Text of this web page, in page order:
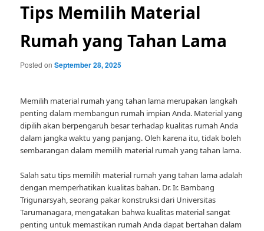
Tips Memilih Material
Rumah yang Tahan Lama
Posted onSeptember 28, 2025
Memilih material rumah yang tahan lama merupakan langkah
penting dalam membangun rumah impian Anda. Material yang
dipilih akan berpengaruh besar terhadap kualitas rumah Anda
dalam jangka waktu yang panjang. Oleh karena itu, tidak boleh
sembarangan dalam memilih material rumah yang tahan lama.
Salah satu tips memilih material rumah yang tahan lama adalah
dengan memperhatikan kualitas bahan. Dr. Ir. Bambang
Trigunarsyah, seorang pakar konstruksi dari Universitas
Tarumanagara, mengatakan bahwa kualitas material sangat
penting untuk memastikan rumah Anda dapat bertahan dalam